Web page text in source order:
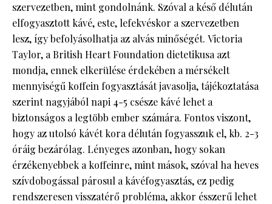
szervezetben, mint gondolnánk. Szóval a késő délután
elfogyasztott kávé, este, lefekvéskor a szervezetben
lesz, így befolyásolhatja az alvás minőségét. Victoria
Taylor, a British Heart Foundation dietetikusa azt
mondja, ennek elkerülése érdekében a mérsékelt
mennyiségű koffein fogyasztását javasolja, tájékoztatása
szerint nagyjából napi 4-5 csésze kávé lehet a
biztonságos a legtöbb ember számára. Fontos viszont,
hogy az utolsó kávét kora délután fogyasszuk el, kb. 2-3
óráig bezárólag. Lényeges azonban, hogy sokan
érzékenyebbek a koffeinre, mint mások, szóval ha heves
szívdobogással párosul a kávéfogyasztás, ez pedig
rendszeresen visszatérő probléma, akkor ésszerű lehet